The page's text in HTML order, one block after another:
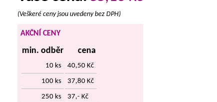
(Veškeré ceny jsou uvedeny bez DPH)
AKČNÍ CENY
min. odběr cena
10 ks 40,50 Kč
100 ks 37,80 Kč
250 ks 37,- Kč